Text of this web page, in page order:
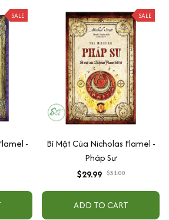
SALE
-
SALE
Bí Mật Của Nicholas Flamel -
Pháp Sư
$29.99 $31.00
ADD TO CART